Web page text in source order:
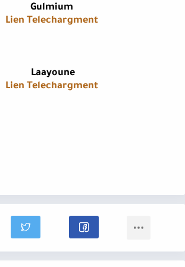
Gulmium
Lien Telechargment
​Laayoune
Lien Telechargment